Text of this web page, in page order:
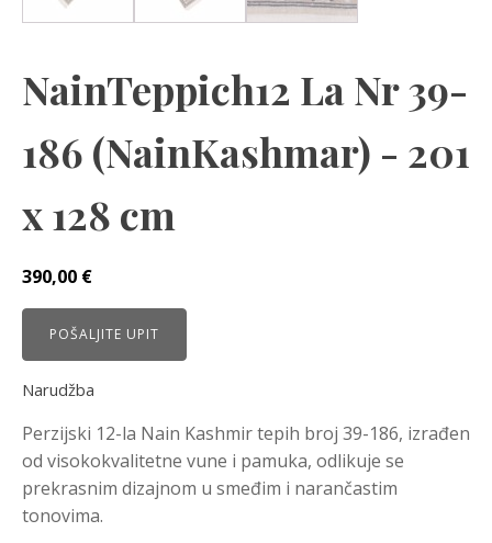
NainTeppich12 La Nr 39-
186 (NainKashmar) - 201
x 128 cm
390,00 €
POŠALJITE UPIT
Narudžba
Perzijski 12-la Nain Kashmir tepih broj 39-186, izrađen
od visokokvalitetne vune i pamuka, odlikuje se
prekrasnim dizajnom u smeđim i narančastim
tonovima.